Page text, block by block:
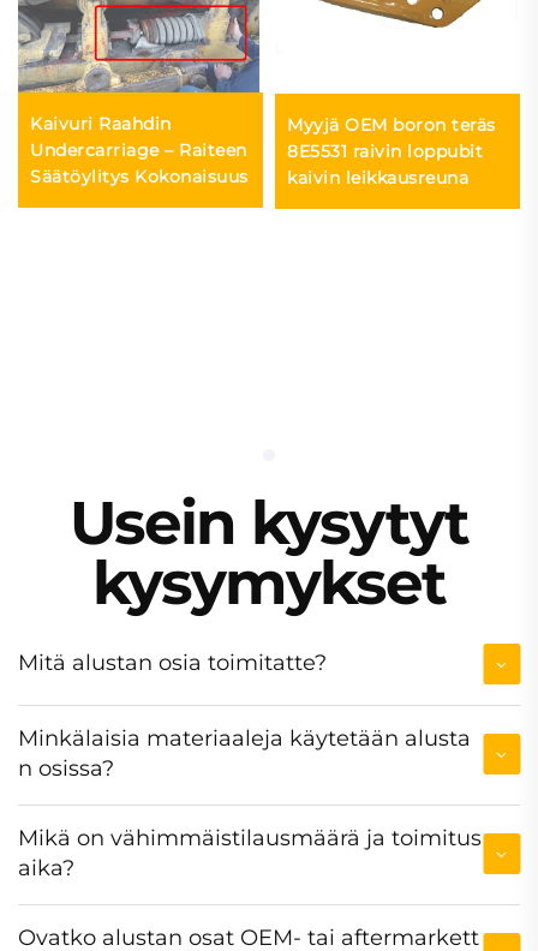
Kaivuri Raahdin
Undercarriage – Raiteen
Säätöylitys Kokonaisuus
Myyjä OEM boron teräs
8E5531 raivin loppubit
kaivin leikkausreuna
Usein kysytyt
kysymykset
Mitä alustan osia toimitatte?
Minkälaisia materiaaleja käytetään alusta
n osissa?
Mikä on vähimmäistilausmäärä ja toimitus
aika?
Ovatko alustan osat OEM- tai aftermarkett